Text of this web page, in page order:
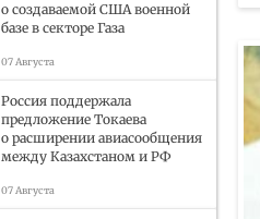
о создаваемой США военной
базе в секторе Газа
07 Августа
Россия поддержала
предложение Токаева
о расширении авиасообщения
между Казахстаном и РФ
07 Августа